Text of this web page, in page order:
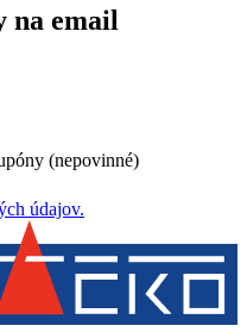
na email
(nepovinné)
údajov.